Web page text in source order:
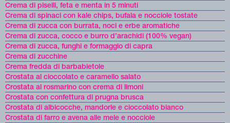
Crema di piselli, feta e menta in 5 minuti
Crema di spinaci con kale chips, bufala e nocciole tostate
Crema di zucca con burrata, noci e erbe aromatiche
Crema di zucca, cocco e burro d’arachidi (100% vegan)
Crema di zucca, funghi e formaggio di capra
Crema di zucchine
Crema fredda di barbabietole
Crostata al cioccolato e caramello salato
Crostata al rosmarino con crema di limoni
Crostata con confettura di prugna brusca
Crostata di albicocche, mandorle e cioccolato bianco
Crostata di farro e avena alle mele e nocciole